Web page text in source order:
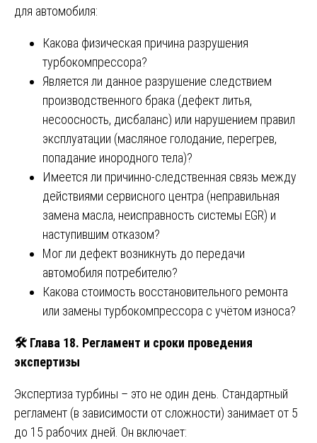
для автомобиля:
Какова физическая причина разрушения
турбокомпрессора?
Является ли данное разрушение следствием
производственного брака (дефект литья,
несоосность, дисбаланс) или нарушением правил
эксплуатации (масляное голодание, перегрев,
попадание инородного тела)?
Имеется ли причинно-следственная связь между
действиями сервисного центра (неправильная
замена масла, неисправность системы EGR) и
наступившим отказом?
Мог ли дефект возникнуть до передачи
автомобиля потребителю?
Какова стоимость восстановительного ремонта
или замены турбокомпрессора с учётом износа?
🛠️ Глава 18. Регламент и сроки проведения
экспертизы
Экспертиза турбины – это не один день. Стандартный
регламент (в зависимости от сложности) занимает от 5
до 15 рабочих дней. Он включает: